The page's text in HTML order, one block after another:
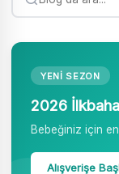
YENI SEZON
2026
Bebeğiniz için
Alışverişe